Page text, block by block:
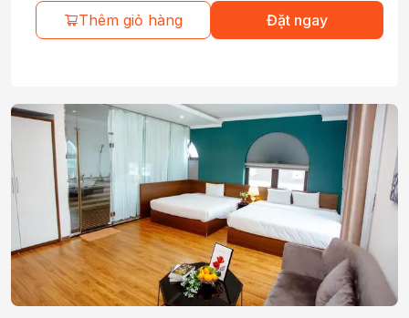
Thêm giỏ hàng Đặt ngay